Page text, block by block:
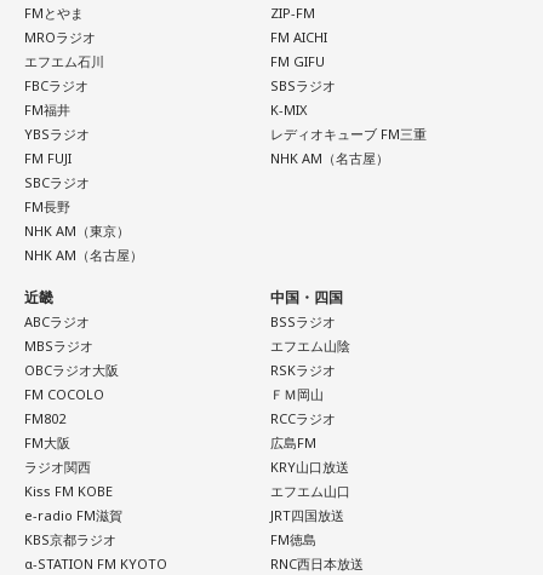
増す独特の緊張感を、ラジオを通じてお伝えできればと思い
ます。
よろしくお願いします！
「ニッポン放送ショウアップナイター ヤクルト×DeNA」
■放送日時：8月15日（土） 17時50分～試合終了 （延長対
応あり）
■スペシャルゲスト解説：髙津臣吾
■実況：師岡正雄アナウンサー
■番組X：@showup1242
■ハッシュタグ：#ショウアップナイター #60n
■メールアドレス：89@1242.com
■番組ホームページ：
https://www.1242.com/showup
FMとやま
MROラジオ
エフエム石川
FBCラジオ
FM福井
YBSラジオ
FM FUJI
SBCラジオ
FM長野
NHK AM（東京）
NHK AM（名古屋）
ZIP-FM
FM AICHI
FM GIFU
SBSラジオ
K-MIX
レディオキューブ FM三重
NHK AM（名古屋）
近畿
ABCラジオ
MBSラジオ
OBCラジオ大阪
FM COCOLO
FM802
FM大阪
ラジオ関西
Kiss FM KOBE
e-radio FM滋賀
KBS京都ラジオ
α-STATION FM KYOTO
中国・四国
BSSラジオ
エフエム山陰
RSKラジオ
ＦＭ岡山
RCCラジオ
広島FM
KRY山口放送
エフエム山口
JRT四国放送
FM徳島
RNC西日本放送